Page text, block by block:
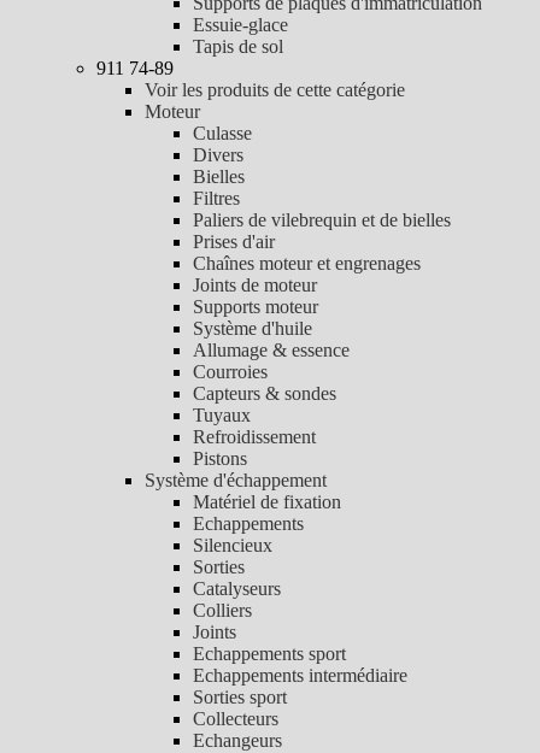
Essuie-glace
Tapis de sol
911 74-89
Voir les produits de cette catégorie
Moteur
Culasse
Divers
Bielles
Filtres
Paliers de vilebrequin et de bielles
Prises d'air
Chaînes moteur et engrenages
Joints de moteur
Supports moteur
Système d'huile
Allumage & essence
Courroies
Capteurs & sondes
Tuyaux
Refroidissement
Pistons
Système d'échappement
Matériel de fixation
Echappements
Silencieux
Sorties
Catalyseurs
Colliers
Joints
Echappements sport
Echappements intermédiaire
Sorties sport
Collecteurs
Echangeurs